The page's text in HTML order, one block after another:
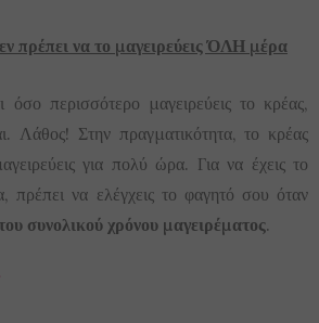
πρέπει να το μαγειρεύεις ΌΛΗ μέρα
περισσότερο μαγειρεύεις το κρέας,
Λάθος! Στην πραγματικότητα, το κρέας
για πολύ ώρα. Για να έχεις το
πρέπει να ελέγχεις το φαγητό σου όταν
συνολικού χρόνου μαγειρέματος.